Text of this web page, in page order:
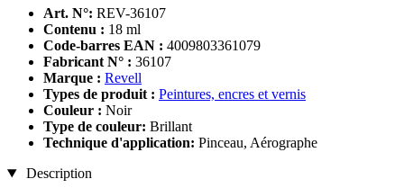
Art. N°: REV-36107
Contenu : 18 ml
Code-barres EAN : 4009803361079
Fabricant N° : 36107
Marque : Revell
Types de produit : Peintures, encres et vernis
Couleur : Noir
Type de couleur: Brillant
Technique d'application: Pinceau, Aérographe
Description